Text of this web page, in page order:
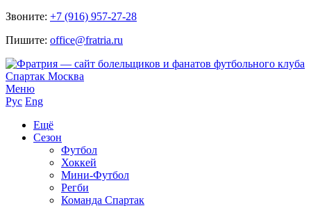
Звоните: +7 (916) 957-27-28
Пишите: office@fratria.ru
Меню
Рус Eng
Ещё
Сезон
Футбол
Хоккей
Мини-Футбол
Регби
Команда Спартак